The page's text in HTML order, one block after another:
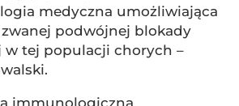
medyczna umożliwiająca
podwójnej blokady
tej populacji chorych –